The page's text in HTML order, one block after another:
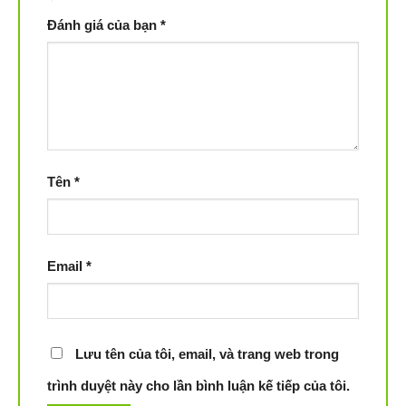
trạm để tăng cường bảo vệ.
Đánh giá của bạn *
Tên *
Email *
Lưu tên của tôi, email, và trang web trong
trình duyệt này cho lần bình luận kế tiếp của tôi.